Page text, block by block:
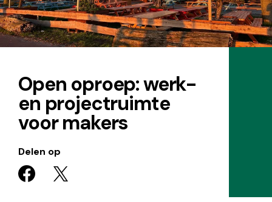
Open oproep: werk-
en projectruimte
voor makers
Delen op